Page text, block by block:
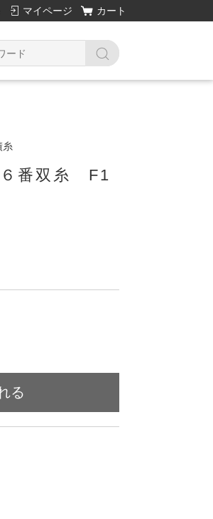
マイページ カート
糸
６番双糸 F1
る